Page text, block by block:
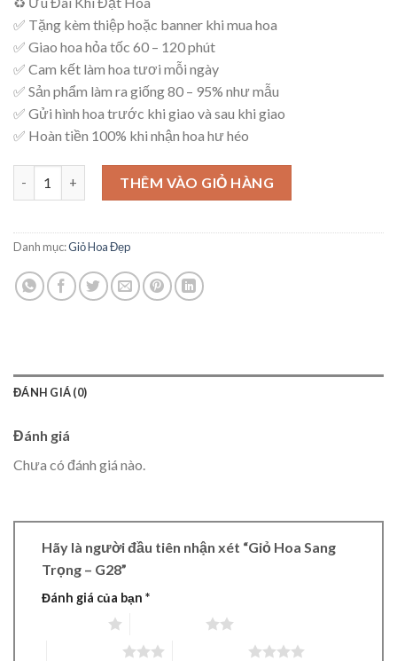
là:
1,500,000₫.là:
✅ Tặng kèm thiệp hoặc banner khi mua hoa
✅ Giao hoa hỏa tốc 60 – 120 phút
✅ Cam kết làm hoa tươi mỗi ngày
✅ Sản phẩm làm ra giống 80 – 95% như mẫu
✅ Gửi hình hoa trước khi giao và sau khi giao
✅ Hoàn tiền 100% khi nhận hoa hư héo
Giỏ Hoa Sang Trọng – G28 số lượng
THÊM VÀO GIỎ HÀNG
Danh mục:Giỏ Hoa Đẹp
ĐÁNH GIÁ (0)
Đánh giá
Chưa có đánh giá nào.
Hãy là người đầu tiên nhận xét “Giỏ Hoa Sang
Trọng – G28”
Đánh giá của bạn *